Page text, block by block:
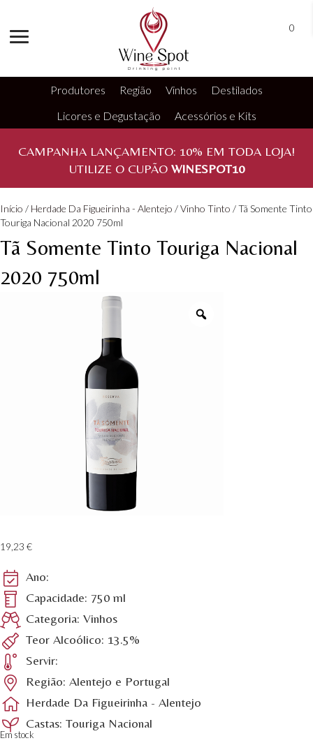
0
Produtores Região Vinhos
Destilados
Licores e Degustação
Acessórios e Kits
CAMPANHA LANÇAMENTO: 10% EM TODA LOJA!
UTILIZE O CUPÃO WINESPOT10
Início / Herdade Da Figueirinha - Alentejo /Vinho Tinto / Tã Somente Tinto
Touriga Nacional 2020 750ml
Tã Somente Tinto Touriga Nacional
2020 750ml
19,23 €
Ano:
Capacidade: 750 ml
Categoria: Vinhos
Teor Alcoólico: 13.5%
Servir:
Região: Alentejo e Portugal
Herdade Da Figueirinha - Alentejo
Castas: Touriga Nacional
Em stock